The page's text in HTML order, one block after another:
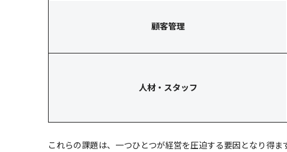
顧客管理
人材・スタッフ
これらの課題は、一つひとつが経営を圧迫する要因となり得